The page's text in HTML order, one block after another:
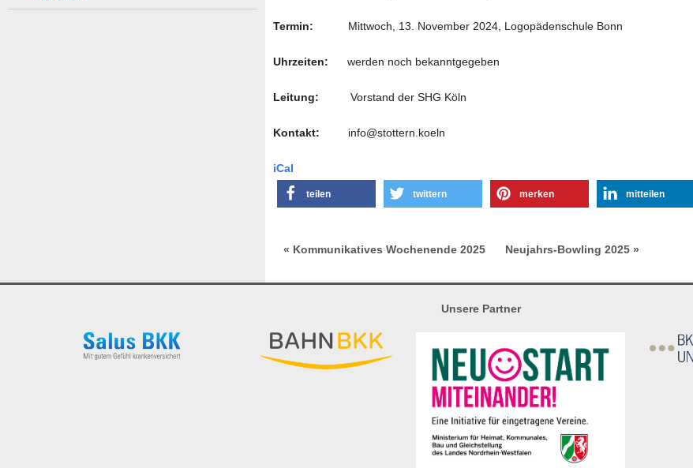
Termin: Mittwoch, 13. November 2024, Logopädenschule Bonn
Uhrzeiten: werden noch bekanntgegeben
Leitung: Vorstand der SHG Köln
Kontakt: info@stottern.koeln
iCal
teilen twittern merken mitteilen
« Kommunikatives Wochenende 2025 Neujahrs-Bowling 2025 »
Unsere Partner